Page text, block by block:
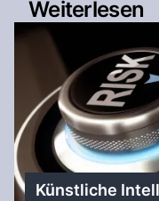
Weiterlesen
Künstliche